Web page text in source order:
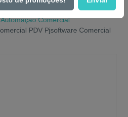
Comercial
PDV Pjsoftware Comercial